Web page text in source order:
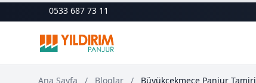
0533 687 73 11
Ana Sayfa / Bloglar / Büyükçekmece Panjur Tamiri